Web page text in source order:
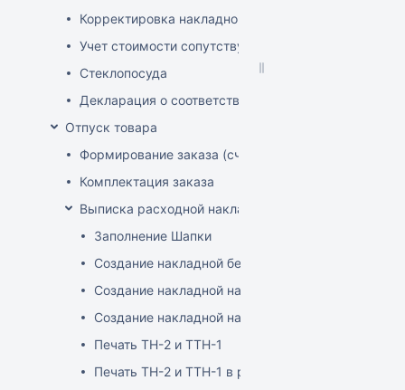
Корректировка накладной (РФ)
Учет стоимости сопутствующих услуг в приходе
Стеклопосуда
Декларация о соответствии
Отпуск товара
Формирование заказа (счета-фактуры)
Комплектация заказа
Выписка расходной накладной
Заполнение Шапки
Создание накладной без заказа
Создание накладной на основе заказа
Создание накладной на основе документа ТСД
Печать ТН-2 и ТТН-1
Печать ТН-2 и ТТН-1 в розничных ценах